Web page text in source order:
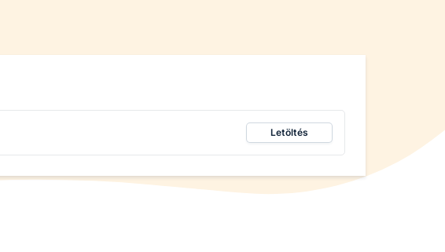
Letöltés